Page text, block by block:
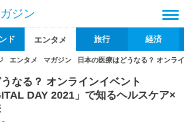
ジン
ド エンタメ 旅行 経済
エンタメ マガジン 日本の医療はどうなる？ オンラ
なる？ オンラインイベント
DAY 2021」で知るヘルスケア×